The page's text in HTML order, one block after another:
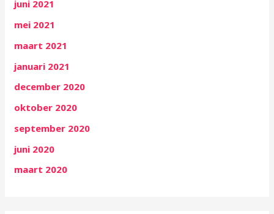
juni 2021
mei 2021
maart 2021
januari 2021
december 2020
oktober 2020
september 2020
juni 2020
maart 2020